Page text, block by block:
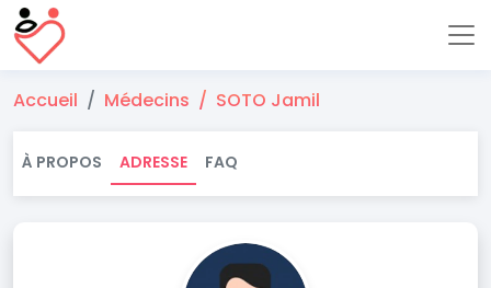
Accueil Médecins SOTO Jamil
À PROPOS ADRESSE FAQ